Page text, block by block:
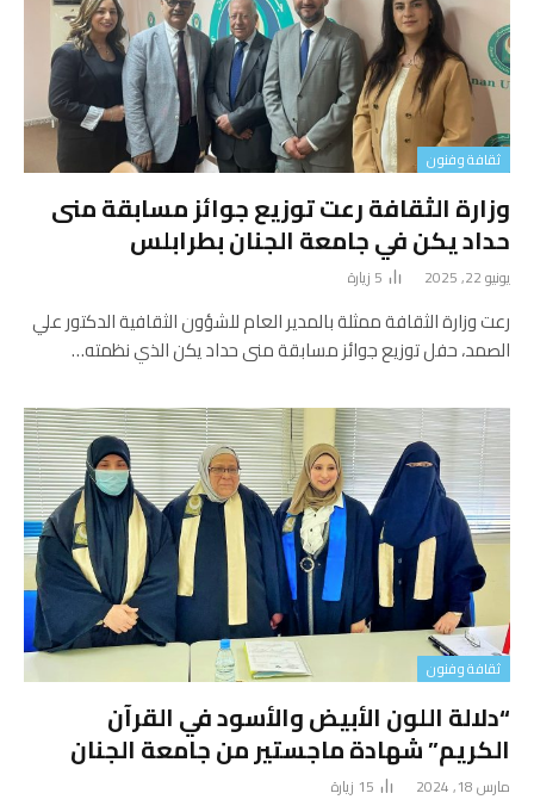
ثقافة وفنون
وزارة الثقافة رعت توزيع جوائز مسابقة منى
حداد يكن في جامعة الجنان بطرابلس
يونيو 22, 2025 5 زيارة
رعت وزارة الثقافة ممثلة بالمدير العام للشؤون الثقافية الدكتور علي
الصمد، حفل توزيع جوائز مسابقة منى حداد يكن الذي نظمته…
ثقافة وفنون
“دلالة اللون الأبيض والأسود في القرآن
الكريم” شهادة ماجستير من جامعة الجنان
مارس 18, 2024 15 زيارة